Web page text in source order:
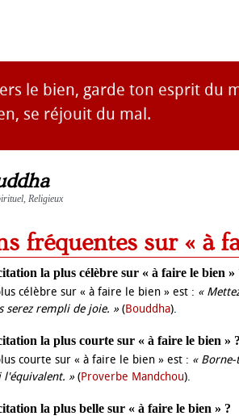
le bien, garde ton esprit du
se réjouit du mal.
Religieux
fréquentes sur « à
la plus célèbre sur « à faire le bien »
célèbre sur « à faire le bien » est : «
serez rempli de joie. »(Bouddha).
la plus courte sur « à faire le bien » ?
courte sur « à faire le bien » est : «
l'équivalent. »(Proverbe Mandchou).
la plus belle sur « à faire le bien » ?